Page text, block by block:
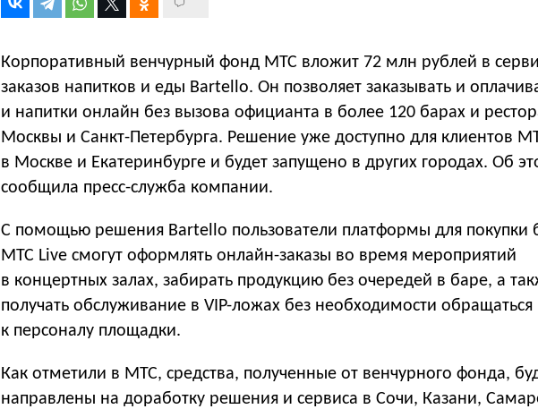
Корпоративный венчурный фонд МТС вложит 72 млн рублей в
заказов напитков и еды Bartello. Он позволяет заказывать и
и напитки онлайн без вызова официанта в более 120 барах и
Москвы и Санкт-Петербурга. Решение уже доступно для клиентов
в Москве и Екатеринбурге и будет запущено в других городах. Об
сообщила пресс-служба компании.
С помощью решения Bartello пользователи платформы для покупки
МТС Live смогут оформлять онлайн-заказы во время мероприятий
в концертных залах, забирать продукцию без очередей в баре, а
получать обслуживание в VIP-ложах без необходимости обращаться
к персоналу площадки.
Как отметили в МТС, средства, полученные от венчурного фонда,
направлены на доработку решения и сервиса в Сочи, Казани,